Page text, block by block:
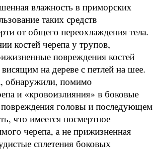
влажность в приморских
таких средств
от общего переохлаждения тела.
костей черепа у трупов,
повреждения костей
на дереве с петлей на шее.
обнаружили, помимо
и «кровоизлияния» в боковые
повреждения головы и последующем
что имеется посмертное
черепа, а не прижизненная
сплетения боковых